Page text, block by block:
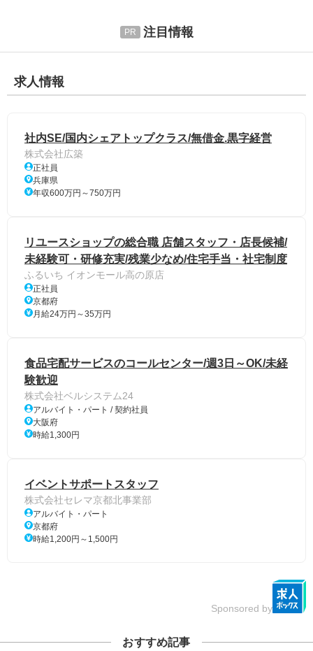
注目情報
求人情報
社内SE/国内シェアトップクラス/無借金.黒字経営
株式会社広築
正社員
兵庫県
年収600万円～750万円
リユースショップの総合職 店舗スタッフ・店長候補/
未経験可・研修充実/残業少なめ/住宅手当・社宅制度
ふるいち イオンモール高の原店
正社員
京都府
月給24万円～35万円
食品宅配サービスのコールセンター/週3日～OK/未経
験歓迎
株式会社ベルシステム24
アルバイト・パート / 契約社員
大阪府
時給1,300円
イベントサポートスタッフ
株式会社セレマ京都北事業部
アルバイト・パート
京都府
時給1,200円～1,500円
Sponsored by
おすすめ記事